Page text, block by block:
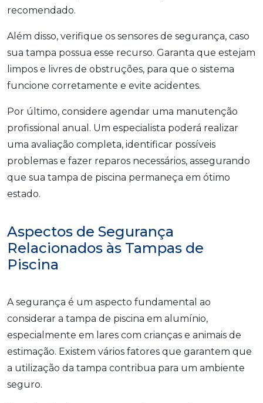
recomendado.
Além disso, verifique os sensores de segurança, caso
sua tampa possua esse recurso. Garanta que estejam
limpos e livres de obstruções, para que o sistema
funcione corretamente e evite acidentes.
Por último, considere agendar uma manutenção
profissional anual. Um especialista poderá realizar
uma avaliação completa, identificar possíveis
problemas e fazer reparos necessários, assegurando
que sua tampa de piscina permaneça em ótimo
estado.
Aspectos de Segurança
Relacionados às Tampas de
Piscina
A segurança é um aspecto fundamental ao
considerar a tampa de piscina em alumínio,
especialmente em lares com crianças e animais de
estimação. Existem vários fatores que garantem que
a utilização da tampa contribua para um ambiente
seguro.